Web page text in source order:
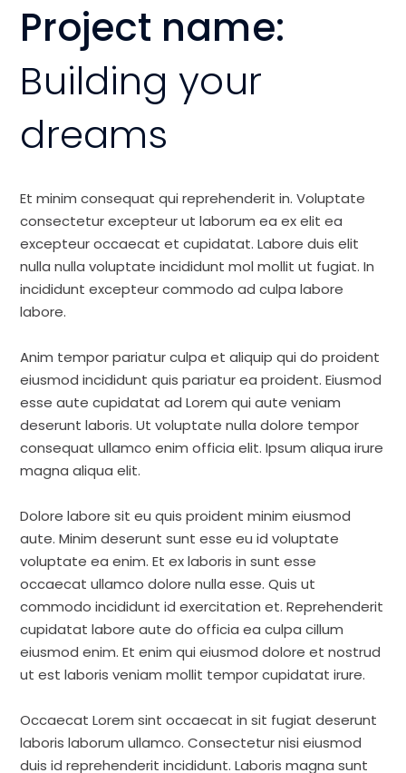
Project name:
Building your
dreams
Et minim consequat qui reprehenderit in. Voluptate
consectetur excepteur ut laborum ea ex elit ea
excepteur occaecat et cupidatat. Labore duis elit
nulla nulla voluptate incididunt mol mollit ut fugiat. In
incididunt excepteur commodo ad culpa labore
labore.
Anim tempor pariatur culpa et aliquip qui do proident
eiusmod incididunt quis pariatur ea proident. Eiusmod
esse aute cupidatat ad Lorem qui aute veniam
deserunt laboris. Ut voluptate nulla dolore tempor
consequat ullamco enim officia elit. Ipsum aliqua irure
magna aliqua elit.
Dolore labore sit eu quis proident minim eiusmod
aute. Minim deserunt sunt esse eu id voluptate
voluptate ea enim. Et ex laboris in sunt esse
occaecat ullamco dolore nulla esse. Quis ut
commodo incididunt id exercitation et. Reprehenderit
cupidatat labore aute do officia ea culpa cillum
eiusmod enim. Et enim qui eiusmod dolore et nostrud
ut est laboris veniam mollit tempor cupidatat irure.
Occaecat Lorem sint occaecat in sit fugiat deserunt
laboris laborum ullamco. Consectetur nisi eiusmod
duis id reprehenderit incididunt. Laboris magna sunt